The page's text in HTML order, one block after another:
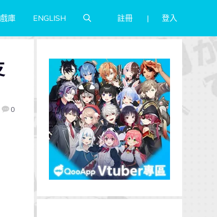
庫 ENGLISH 註冊 登入
0